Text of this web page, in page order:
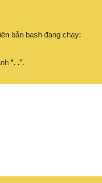
bản bash đang chạy:
“. .”.